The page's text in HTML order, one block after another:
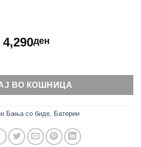
4,290ден
QUADRA 1116 количина
ВО КОШНИЦА
Бања со биде, Батерии